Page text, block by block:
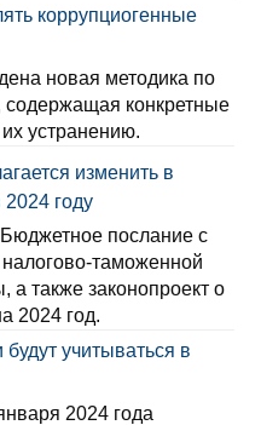
коррупциогенные
новая методика по
конкретные
устранению.
изменить в
году
послание с
таможенной
а также законопроект о
2024 год.
будут учитываться в
2024 года